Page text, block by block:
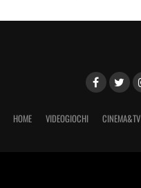
HOME VIDEOGIOCHI CINEMA&TV